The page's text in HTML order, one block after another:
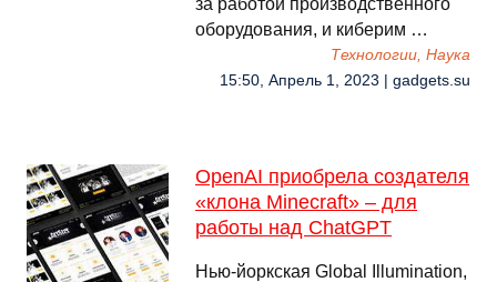
за работой производственного
оборудования, и киберим …
Технологии, Наука
15:50, Апрель 1, 2023 | gadgets.su
OpenAI приобрела создателя
«клона Minecraft‎» – для
работы над ChatGPT
Нью-йоркская Global Illumination,